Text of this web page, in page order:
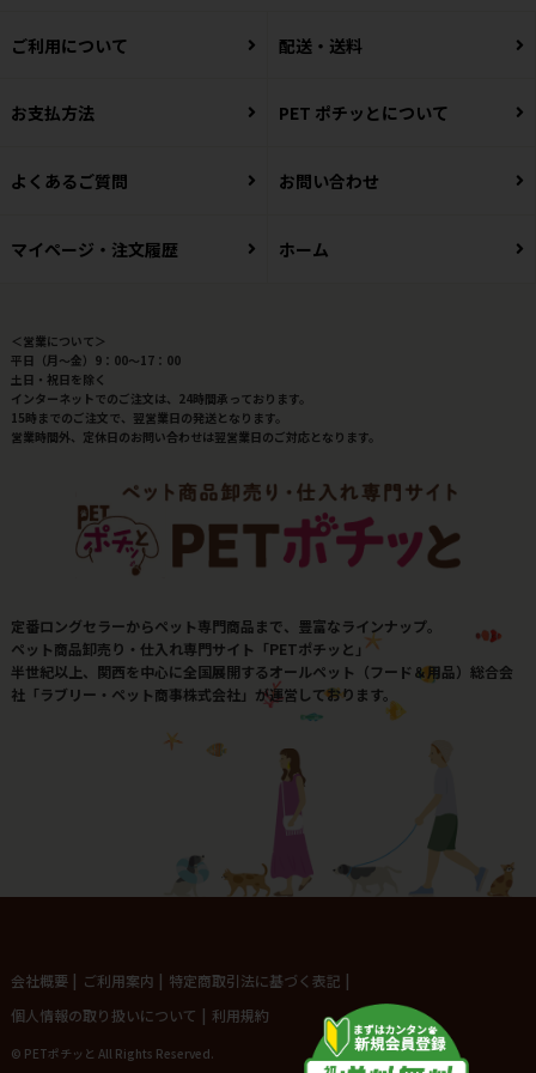
ご利用について 配送・送料
お支払方法 PET ポチッとについて
よくあるご質問 お問い合わせ
マイページ・注文履歴 ホーム
＜営業について＞
平日（月～金）9：00～17：00
土日・祝日を除く
インターネットでのご注文は、24時間承っております。
15時までのご注文で、翌営業日の発送となります。
営業時間外、定休日のお問い合わせは翌営業日のご対応となります。
定番ロングセラーからペット専門商品まで、豊富なラインナップ。
ペット商品卸売り・仕入れ専門サイト「PETポチッと」
半世紀以上、関西を中心に全国展開するオールペット（フード＆用品）総合会
社「ラブリー・ペット商事株式会社」が運営しております。
会社概要 | ご利用案内 | 特定商取引法に基づく表記 |
個人情報の取り扱いについて | 利用規約
© PETポチッと All Rights Reserved.